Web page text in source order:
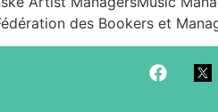
des Bookers et